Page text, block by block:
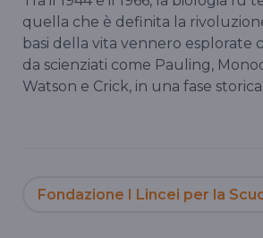
quella che è definita la
basi della vita vennero esplorate
da scienziati come Pauling,
Watson e Crick, in una fase
Fondazione I Lincei per la